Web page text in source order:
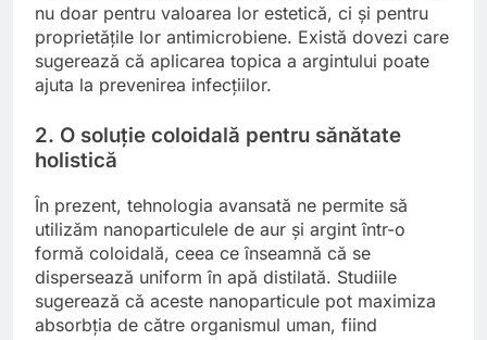
nu doar pentru valoarea lor estetică, ci și pentru
proprietățile lor antimicrobiene. Există dovezi care
sugerează că aplicarea topica a argintului poate
ajuta la prevenirea infecțiilor.
2. O soluție coloidală pentru sănătate
holistică
În prezent, tehnologia avansată ne permite să
utilizăm nanoparticulele de aur și argint într-o
formă coloidală, ceea ce înseamnă că se
dispersează uniform în apă distilată. Studiile
sugerează că aceste nanoparticule pot maximiza
absorbția de către organismul uman, fiind